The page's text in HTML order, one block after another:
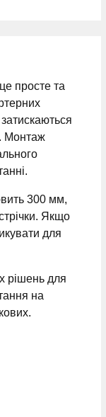
просте та
Монтаж
300 мм,
Якщо
для
рішень для
на